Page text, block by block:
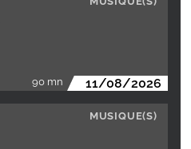
90 mn 11/08/2026
MUSIQUE(S)